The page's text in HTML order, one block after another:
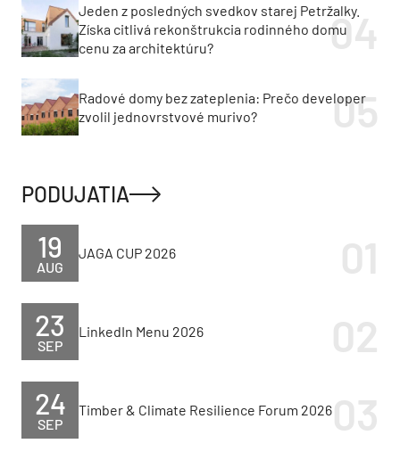
Jeden z posledných svedkov starej Petržalky.
Získa citlivá rekonštrukcia rodinného domu
cenu za architektúru?
Radové domy bez zateplenia: Prečo developer
zvolil jednovrstvové murivo?
PODUJATIA
AUG
19 JAGA CUP 2026
SEP
23 LinkedIn Menu 2026
SEP
24 Timber & Climate Resilience Forum 2026